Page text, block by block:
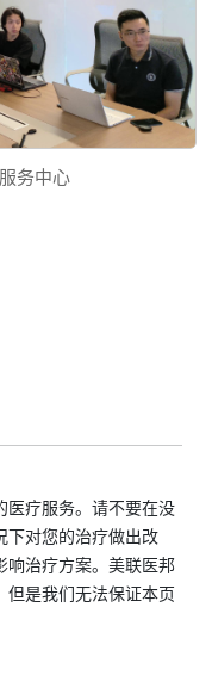
务中心
医疗服务。请不要在没
下对您的治疗做出改
响治疗方案。美联医邦
但是我们无法保证本页